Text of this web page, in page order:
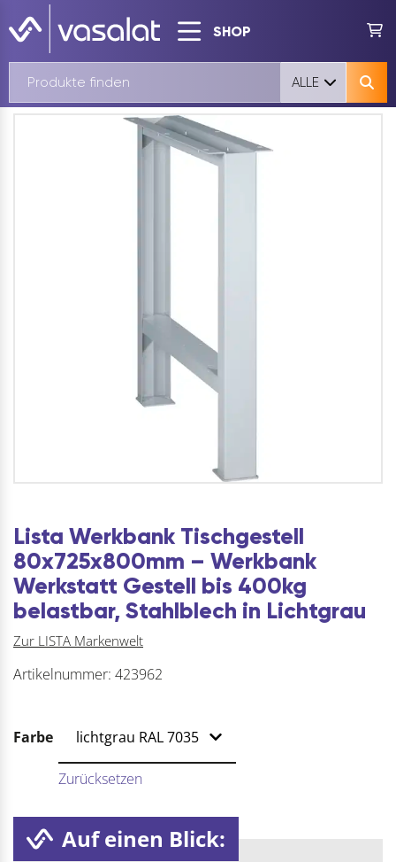
SHOP
ALLE
Lista Werkbank Tischgestell
80x725x800mm – Werkbank
Werkstatt Gestell bis 400kg
belastbar, Stahlblech in Lichtgrau
Zur LISTA Markenwelt
Artikelnummer: 423962
Farbe
Zurücksetzen
Auf einen Blick: